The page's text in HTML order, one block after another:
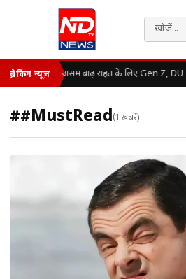
ब्रेकिंग न्यूज़ असम बाढ़ राहत के लिए Gen Z, DU
##MustRead(1 खबरें)